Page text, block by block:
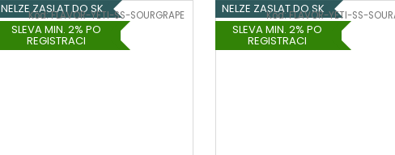
NELZE ZASLAT DO SK
SLEVA MIN. 2% PO
REGISTRACI
Kód:FLAVOR-YETI-SS-SOURGRAPE
NELZE ZASLAT DO SK
SLEVA MIN. 2% PO
REGISTRACI
Kód:FLAVOR-YETI-SS-